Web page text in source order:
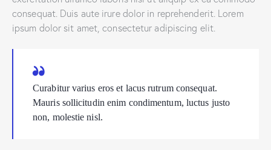
consequat. Duis aute irure dolor in reprehenderit. Lorem
ipsum dolor sit amet, consectetur adipiscing elit.
Curabitur varius eros et lacus rutrum consequat.
Mauris sollicitudin enim condimentum, luctus justo
non, molestie nisl.